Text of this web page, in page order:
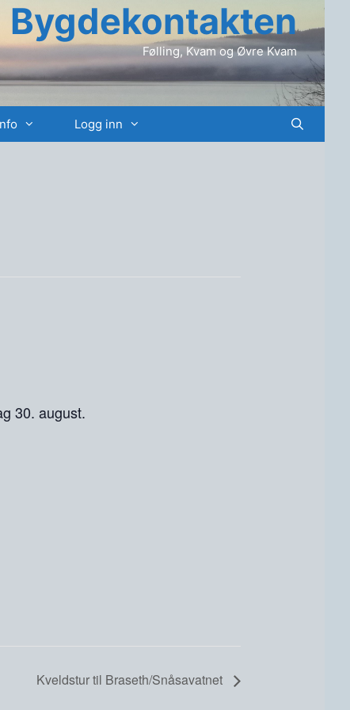
Bygdekontakten
Følling, Kvam og Øvre Kvam
Logg inn
30. august.
Kveldstur til Braseth/Snåsavatnet